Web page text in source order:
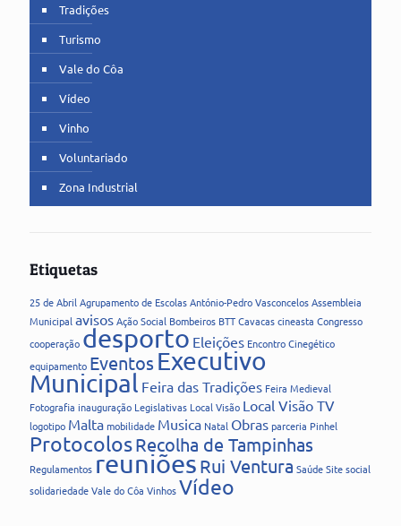
Tradições
Turismo
Vale do Côa
Vídeo
Vinho
Voluntariado
Zona Industrial
Etiquetas
25 de Abril Agrupamento de EscolasAntónio-Pedro VasconcelosAssembleia
Municipal avisosAção Social Bombeiros BTTCavacascineasta Congresso
cooperação desporto Eleições Encontro Cinegético
equipamento Eventos Executivo
Municipal Feira das Tradições Feira Medieval
Fotografia inauguração Legislativas Local Visão Local Visão TV
logotipo Maltamobilidade Musica Natal Obrasparceria Pinhel
ProtocolosRecolha de Tampinhas
Regulamentos reuniões Rui Ventura SaúdeSitesocial
solidariedadeVale do Côa VinhosVídeo